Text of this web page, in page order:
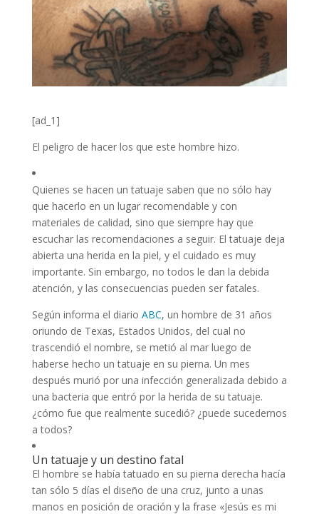
[ad_1]
El peligro de hacer los que este hombre hizo.
Quienes se hacen un tatuaje saben que no sólo hay
que hacerlo en un lugar recomendable y con
materiales de calidad, sino que siempre hay que
escuchar las recomendaciones a seguir. El tatuaje deja
abierta una herida en la piel, y el cuidado es muy
importante. Sin embargo, no todos le dan la debida
atención, y las consecuencias pueden ser fatales.
Según informa el diario ABC, un hombre de 31 años
oriundo de Texas, Estados Unidos, del cual no
trascendió el nombre, se metió al mar luego de
haberse hecho un tatuaje en su pierna. Un mes
después murió por una infección generalizada debido a
una bacteria que entró por la herida de su tatuaje.
¿cómo fue que realmente sucedió? ¿puede sucedernos
a todos?
Un tatuaje y un destino fatal
El hombre se había tatuado en su pierna derecha hacía
tan sólo 5 días el diseño de una cruz, junto a unas
manos en posición de oración y la frase «Jesús es mi